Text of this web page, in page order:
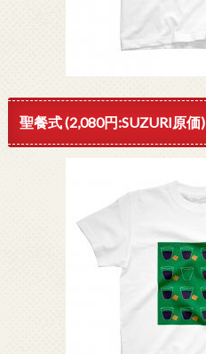
聖餐式 (2,080円:SUZURI原価)